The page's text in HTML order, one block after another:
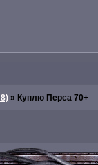
»Куплю Перса 70+